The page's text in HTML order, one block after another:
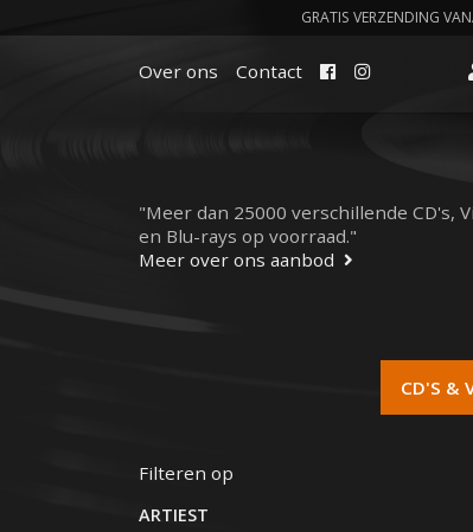
GRATIS VERZENDING
Over ons Contact FacebookInstagram
"Meer dan 25000 verschillende CD's,
en Blu-rays op voorraad."
Meer over ons aanbod
CD'S &
Filteren op
ARTIEST